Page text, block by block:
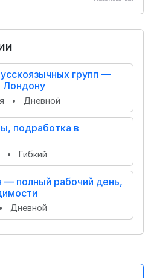
групп —
Лондону
• Дневной
подработка в
• Гибкий
— полный рабочий день,
• Дневной